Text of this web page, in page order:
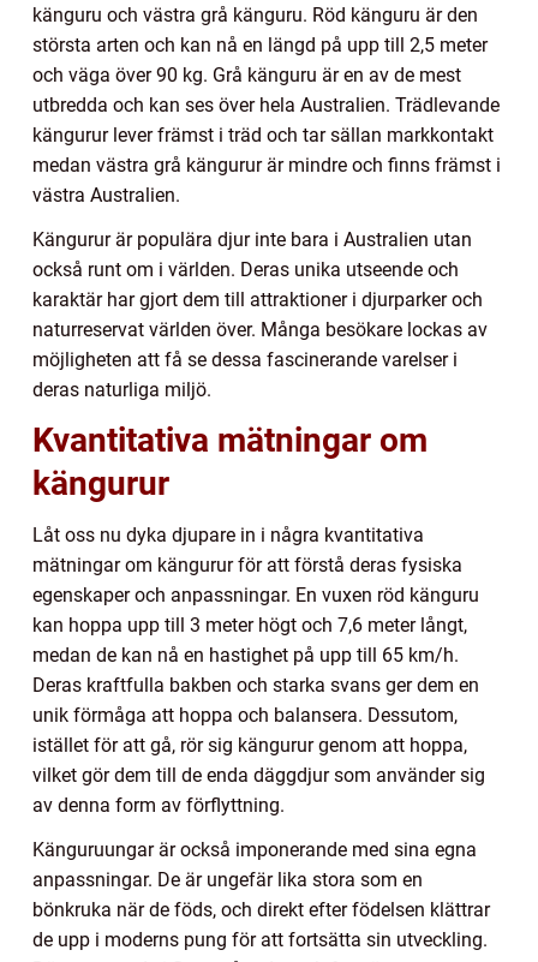
känguru och västra grå känguru. Röd känguru är den
största arten och kan nå en längd på upp till 2,5 meter
och väga över 90 kg. Grå känguru är en av de mest
utbredda och kan ses över hela Australien. Trädlevande
kängurur lever främst i träd och tar sällan markkontakt
medan västra grå kängurur är mindre och finns främst i
västra Australien.
Kängurur är populära djur inte bara i Australien utan
också runt om i världen. Deras unika utseende och
karaktär har gjort dem till attraktioner i djurparker och
naturreservat världen över. Många besökare lockas av
möjligheten att få se dessa fascinerande varelser i
deras naturliga miljö.
Kvantitativa mätningar om
kängurur
Låt oss nu dyka djupare in i några kvantitativa
mätningar om kängurur för att förstå deras fysiska
egenskaper och anpassningar. En vuxen röd känguru
kan hoppa upp till 3 meter högt och 7,6 meter långt,
medan de kan nå en hastighet på upp till 65 km/h.
Deras kraftfulla bakben och starka svans ger dem en
unik förmåga att hoppa och balansera. Dessutom,
istället för att gå, rör sig kängurur genom att hoppa,
vilket gör dem till de enda däggdjur som använder sig
av denna form av förflyttning.
Känguruungar är också imponerande med sina egna
anpassningar. De är ungefär lika stora som en
bönkruka när de föds, och direkt efter födelsen klättrar
de upp i moderns pung för att fortsätta sin utveckling.